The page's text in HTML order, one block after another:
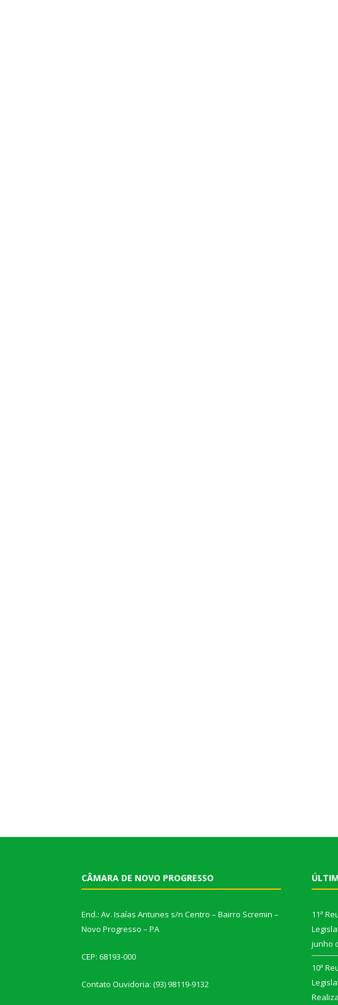
CÂMARA DE NOVO PROGRESSO
End.: Av. Isaías Antunes s/n Centro – Bairro Scremin –
Novo Progresso – PA
CEP: 68193-000
Contato Ouvidoria: (93) 98119-9132
11ª
junho
10ª